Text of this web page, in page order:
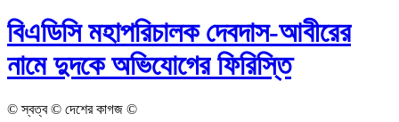
বিএডিসি মহাপরিচালক দেবদাস-আবীরের
নামে দুদকে অভিযোগের ফিরিস্তি
© স্বত্ব © দেশের কাগজ ©